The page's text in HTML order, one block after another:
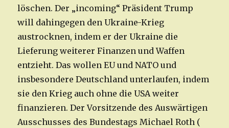
löschen. Der „incoming“ Präsident Trump
will dahingegen den Ukraine-Krieg
austrocknen, indem er der Ukraine die
Lieferung weiterer Finanzen und Waffen
entzieht. Das wollen EU und NATO und
insbesondere Deutschland unterlaufen, indem
sie den Krieg auch ohne die USA weiter
finanzieren. Der Vorsitzende des Auswärtigen
Ausschusses des Bundestags Michael Roth (